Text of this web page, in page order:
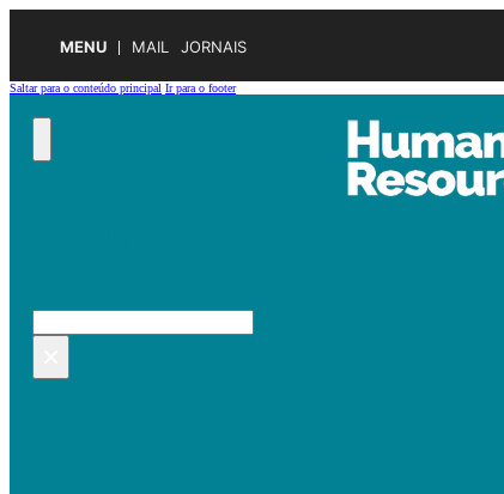
MENU MAIL JORNAIS
Saltar para o conteúdo principal Ir para o footer
Pesquisar